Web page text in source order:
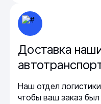
Доставка
Наш отдел
чтобы ваш заказ